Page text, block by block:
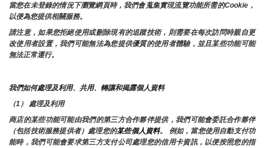
當您在未登錄的情況下瀏覽網頁時，我們會蒐集實現流覽功能所需的Cookie，
以便為您提供相關服務。
請注意，如果您拒絕使用或刪除現有的追蹤技術，則需要在每次訪問時親自更
改使用者設置，我們可能無法為您提供優質的使用者體驗，並且某些功能可能
無法正常運行。
我們如何處理及利用、共用、轉讓和揭露個人資料
（1） 處理及利用
商店的某些功能可能由我們的第三方合作夥伴提供，我們可能會委託合作夥伴
（包括技術服務提供者）處理您的某些個人資料。 例如，當您使用自動支付功
能時，我們可能會要求第三方支付公司處理您的信用卡資訊，以便按照您的指